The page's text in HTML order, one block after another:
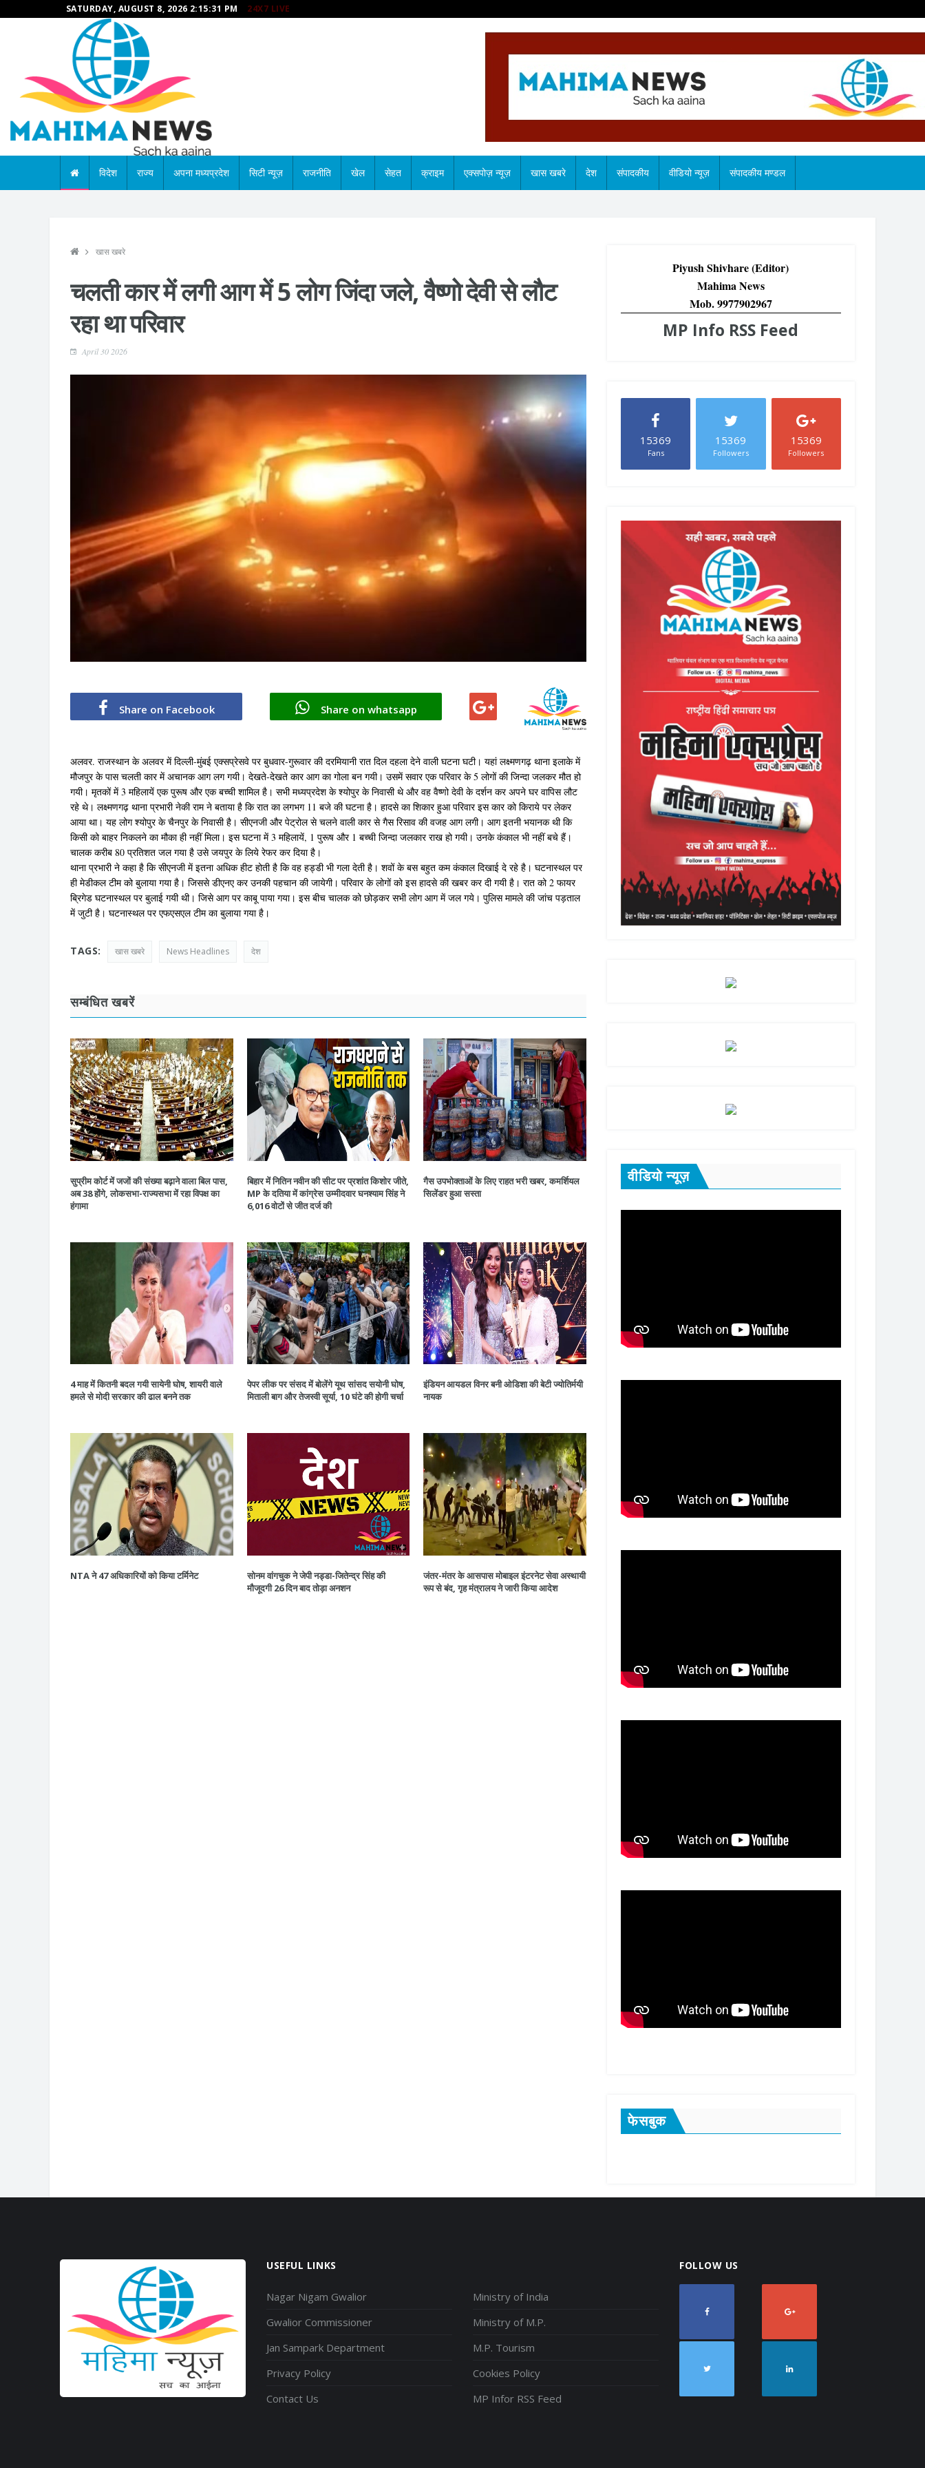
SATURDAY, AUGUST 8, 2026 2:15:32 PM 24X7 LIVE
विदेश राज्य अपना मध्यप्रदेश सिटी न्यूज़ राजनीति खेल सेहत क्राइम एक्सपोज़ न्यूज़ खास खबरे देश संपादकीय वीडियो न्यूज़ संपादकीय मण्डल
खास खबरे
चलती कार में लगी आग में 5 लोग जिंदा जले, वैष्णो देवी से लौट
रहा था परिवार
April 30 2026
Share on Facebook Share on whatsapp
अलवर. राजस्थान के अलवर में दिल्ली-मुंबई एक्सप्रेसवे पर बुधवार-गुरूवार की दरमियानी रात दिल दहला देने वाली घटना घटी। यहां लक्ष्मणगढ़ थाना इलाके में
मौजपुर के पास चलती कार में अचानक आग लग गयी। देखते-देखते कार आग का गोला बन गयी। उसमें सवार एक परिवार के 5 लोगों की जिन्दा जलकर मौत हो
गयी। मृतकों में 3 महिलायें एक पुरूष और एक बच्ची शामिल है। सभी मध्यप्रदेश के श्योपुर के निवासी थे और वह वैष्णो देवी के दर्शन कर अपने घर वापिस लौट
रहे थे। लक्ष्मणगढ़ थाना प्रभारी नेकी राम ने बताया है कि रात का लगभग 11 बजे की घटना है। हादसे का शिकार हुआ परिवार इस कार को किराये पर लेकर
आया था। यह लोग श्योपुर के चैनपुर के निवासी है। सीएनजी और पेट्रोल से चलने वाली कार से गैस रिसाव की वजह आग लगी। आग इतनी भयानक थी कि
किसी को बाहर निकलने का मौका ही नहीं मिला। इस घटना में 3 महिलायें, 1 पुरूष और 1 बच्ची जिन्दा जलकार राख हो गयी। उनके कंकाल भी नहीं बचे हैं।
चालक करीब 80 प्रतिशत जल गया है उसे जयपुर के लिये रेफर कर दिया है।
थाना प्रभारी ने कहा है कि सीएनजी में इतना अधिक हीट होती है कि वह हड्डी भी गला देती है। शवों के बस बहुत कम कंकाल दिखाई दे रहे है। घटनास्थल पर
ही मेडीकल टीम को बुलाया गया है। जिससे डीएनए कर उनकी पहचान की जायेगी। परिवार के लोगों को इस हादसे की खबर कर दी गयी है। रात को 2 फायर
ब्रिगेड घटनास्थल पर बुलाई गयी थी। जिसे आग पर काबू पाया गया। इस बीच चालक को छोड़कर सभी लोग आग में जल गये। पुलिस मामले की जांच पड़ताल
में जुटी है। घटनास्थल पर एफएसएल टीम का बुलाया गया है।
TAGS: खास खबरे News Headlines देश
सम्बंधित खबरें
सुप्रीम कोर्ट में जजों की संख्या बढ़ाने वाला बिल पास,
अब 38 होंगे, लोकसभा-राज्यसभा में रहा विपक्ष का
हंगामा
बिहार में नितिन नवीन की सीट पर प्रशांत किशोर जीते,
MP के दतिया में कांग्रेस उम्मीदवार घनश्याम सिंह ने
6,016 वोटों से जीत दर्ज की
गैस उपभोक्ताओं के लिए राहत भरी खबर, कमर्शियल
सिलेंडर हुआ सस्ता
4 माह में कितनी बदल गयी सायेनी घोष, शायरी वाले
हमले से मोदी सरकार की ढाल बनने तक
पेपर लीक पर संसद में बोलेंगे यूथ सांसद सयोनी घोष,
मिताली बाग और तेजस्वी सूर्या, 10 घंटे की होगी चर्चा
इंडियन आयडल विनर बनी ओडिशा की बेटी ज्योतिर्मयी
नायक
NTA ने 47 अधिकारियों को किया टर्मिनेट
सोनम वांगचुक ने जेपी नड्डा-जितेन्द्र सिंह की
मौजूदगी 26 दिन बाद तोड़ा अनशन
जंतर-मंतर के आसपास मोबाइल इंटरनेट सेवा अस्थायी
रूप से बंद, गृह मंत्रालय ने जारी किया आदेश
Piyush Shivhare (Editor)
Mahima News
Mob. 9977902967
MP Info RSS Feed
15369
Fans
15369
Followers
15369
Followers
वीडियो न्यूज़
फेसबुक
USEFUL LINKS
Nagar Nigam Gwalior
Gwalior Commissioner
Jan Sampark Department
Privacy Policy
Contact Us
Ministry of India
Ministry of M.P.
M.P. Tourism
Cookies Policy
MP Infor RSS Feed
FOLLOW US